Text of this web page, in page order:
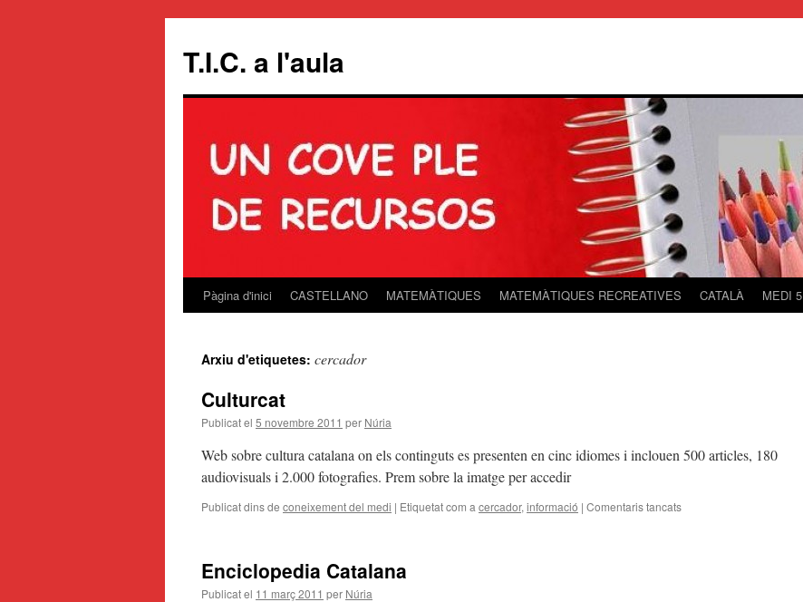
T.I.C. a l'aula
Vés
contingut
Pàgina d'inici CASTELLANO MATEMÀTIQUES MATEMÀTIQUES RECREATIVES CATALÀ MEDI 5
Arxiu d'etiquetes: cercador
Culturcat
Publicat el 5 novembre 2011 per Núria
Web sobre cultura catalana on els continguts es presenten en cinc idiomes i inclouen 500 articles, 180
audiovisuals i 2.000 fotografies. Prem sobre la imatge per accedir
Publicat dins de coneixement del medi | Etiquetat com a cercador, informació | Comentaris tancats
Enciclopedia Catalana
Publicat el 11 març 2011 per Núria